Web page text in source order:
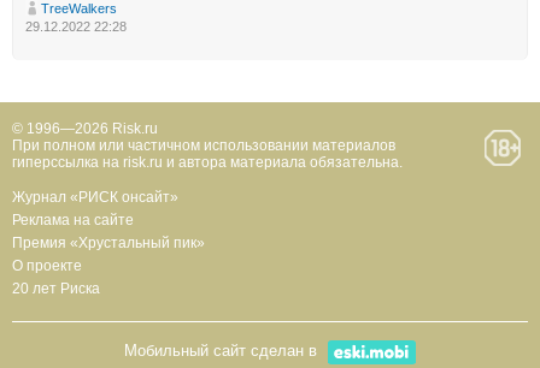
TreeWalkers
29.12.2022 22:28
© 1996—2026 Risk.ru
При полном или частичном использовании материалов
гиперссылка на risk.ru и автора материала обязательна.
Журнал «РИСК онсайт»
Реклама на сайте
Премия «Хрустальный пик»
О проекте
20 лет Риска
Мобильный сайт сделан в